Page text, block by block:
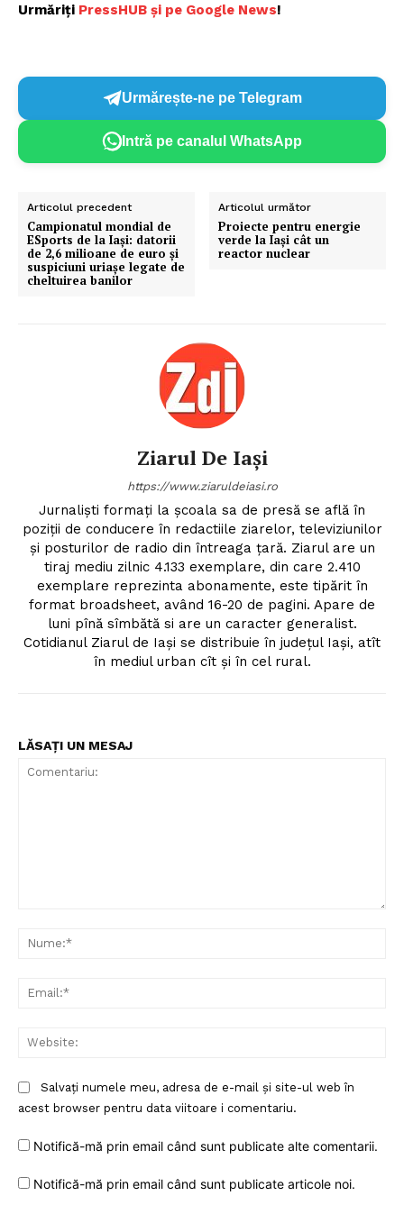
Urmăriți PressHUB și pe Google News!
Urmărește-ne pe Telegram
Intră pe canalul WhatsApp
Articolul precedent
Campionatul mondial de
ESports de la Iași: datorii
de 2,6 milioane de euro și
suspiciuni uriașe legate de
cheltuirea banilor
Articolul următor
Proiecte pentru energie
verde la Iaşi cât un
reactor nuclear
Ziarul De Iași
https://www.ziaruldeiasi.ro
Jurnalişti formaţi la şcoala sa de presă se află în
poziţii de conducere în redactiile ziarelor, televiziunilor
şi posturilor de radio din întreaga ţară. Ziarul are un
tiraj mediu zilnic 4.133 exemplare, din care 2.410
exemplare reprezinta abonamente, este tipărit în
format broadsheet, având 16-20 de pagini. Apare de
luni pînă sîmbătă si are un caracter generalist.
Cotidianul Ziarul de Iaşi se distribuie în judeţul Iaşi, atît
în mediul urban cît şi în cel rural.
LĂSAȚI UN MESAJ
Salvați numele meu, adresa de e-mail și site-ul web în
acest browser pentru data viitoare i comentariu.
Notifică-mă prin email când sunt publicate alte comentarii.
Notifică-mă prin email când sunt publicate articole noi.